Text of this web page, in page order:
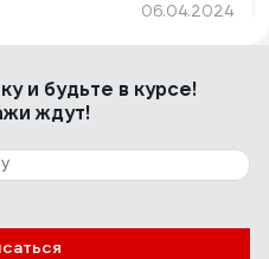
06.04.2024
под покраску
дереве, годиться для
побелке на
масляной краской и
белая, 12 кг
и будьте в курсе!
ждут!